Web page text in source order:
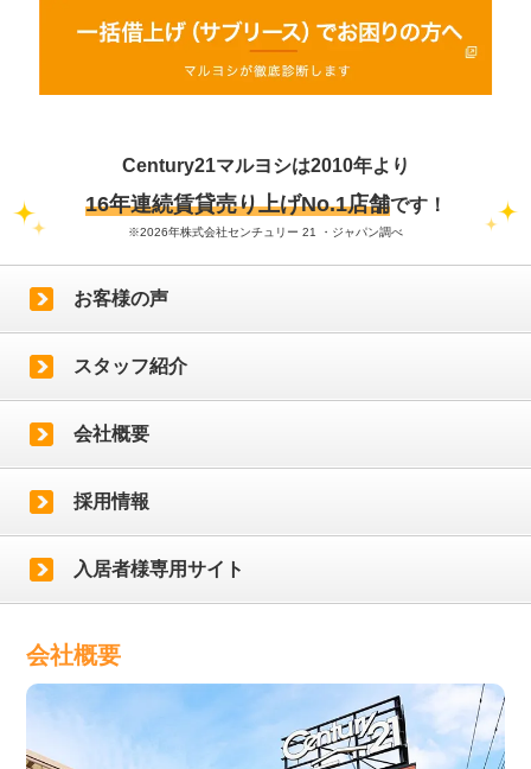
Century21マルヨシは2010年より
16年連続賃貸売り上げNo.1店舗です！
※2026年株式会社センチュリー 21 ・ジャパン調べ
お客様の声
スタッフ紹介
会社概要
採用情報
入居者様専用サイト
会社概要